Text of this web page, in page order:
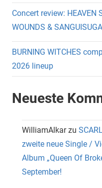
Concert review: HEAVEN
WOUNDS &
BURNING WITCHES
2026 lineup
Neueste
WilliamAlkarzu
zweite neue Single /
Album „Queen Of
September!